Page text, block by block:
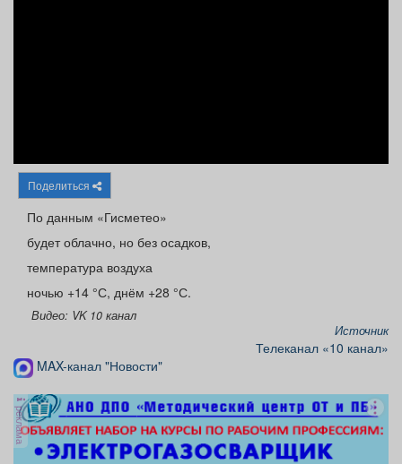
Поделиться
По данным «Гисметео»
будет облачно, но без осадков,
температура воздуха
ночью +14 °С, днём +28 °С.
Видео: VK 10 канал
Источник
Телеканал «10 канал»
MAX-канал "Новости"
реклама